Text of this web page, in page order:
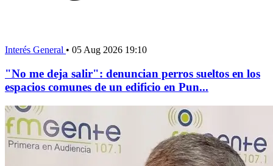
Interés General • 05 Aug 2026 19:10
"No me deja salir": denuncian perros sueltos en los
espacios comunes de un edificio en Pun...